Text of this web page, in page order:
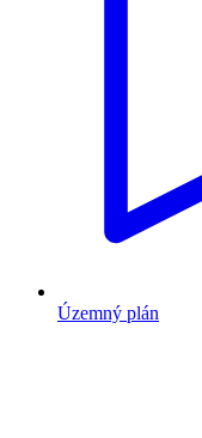
Územný plán